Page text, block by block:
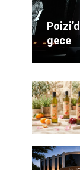
gece